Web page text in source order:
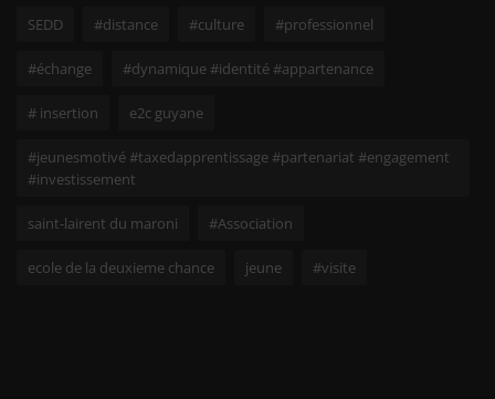
SEDD #distance #culture #professionnel
#échange #dynamique #identité #appartenance
# insertion e2c guyane
#jeunesmotivé #taxedapprentissage #partenariat #engagement
#investissement
saint-lairent du maroni #Association
ecole de la deuxieme chance jeune #visite